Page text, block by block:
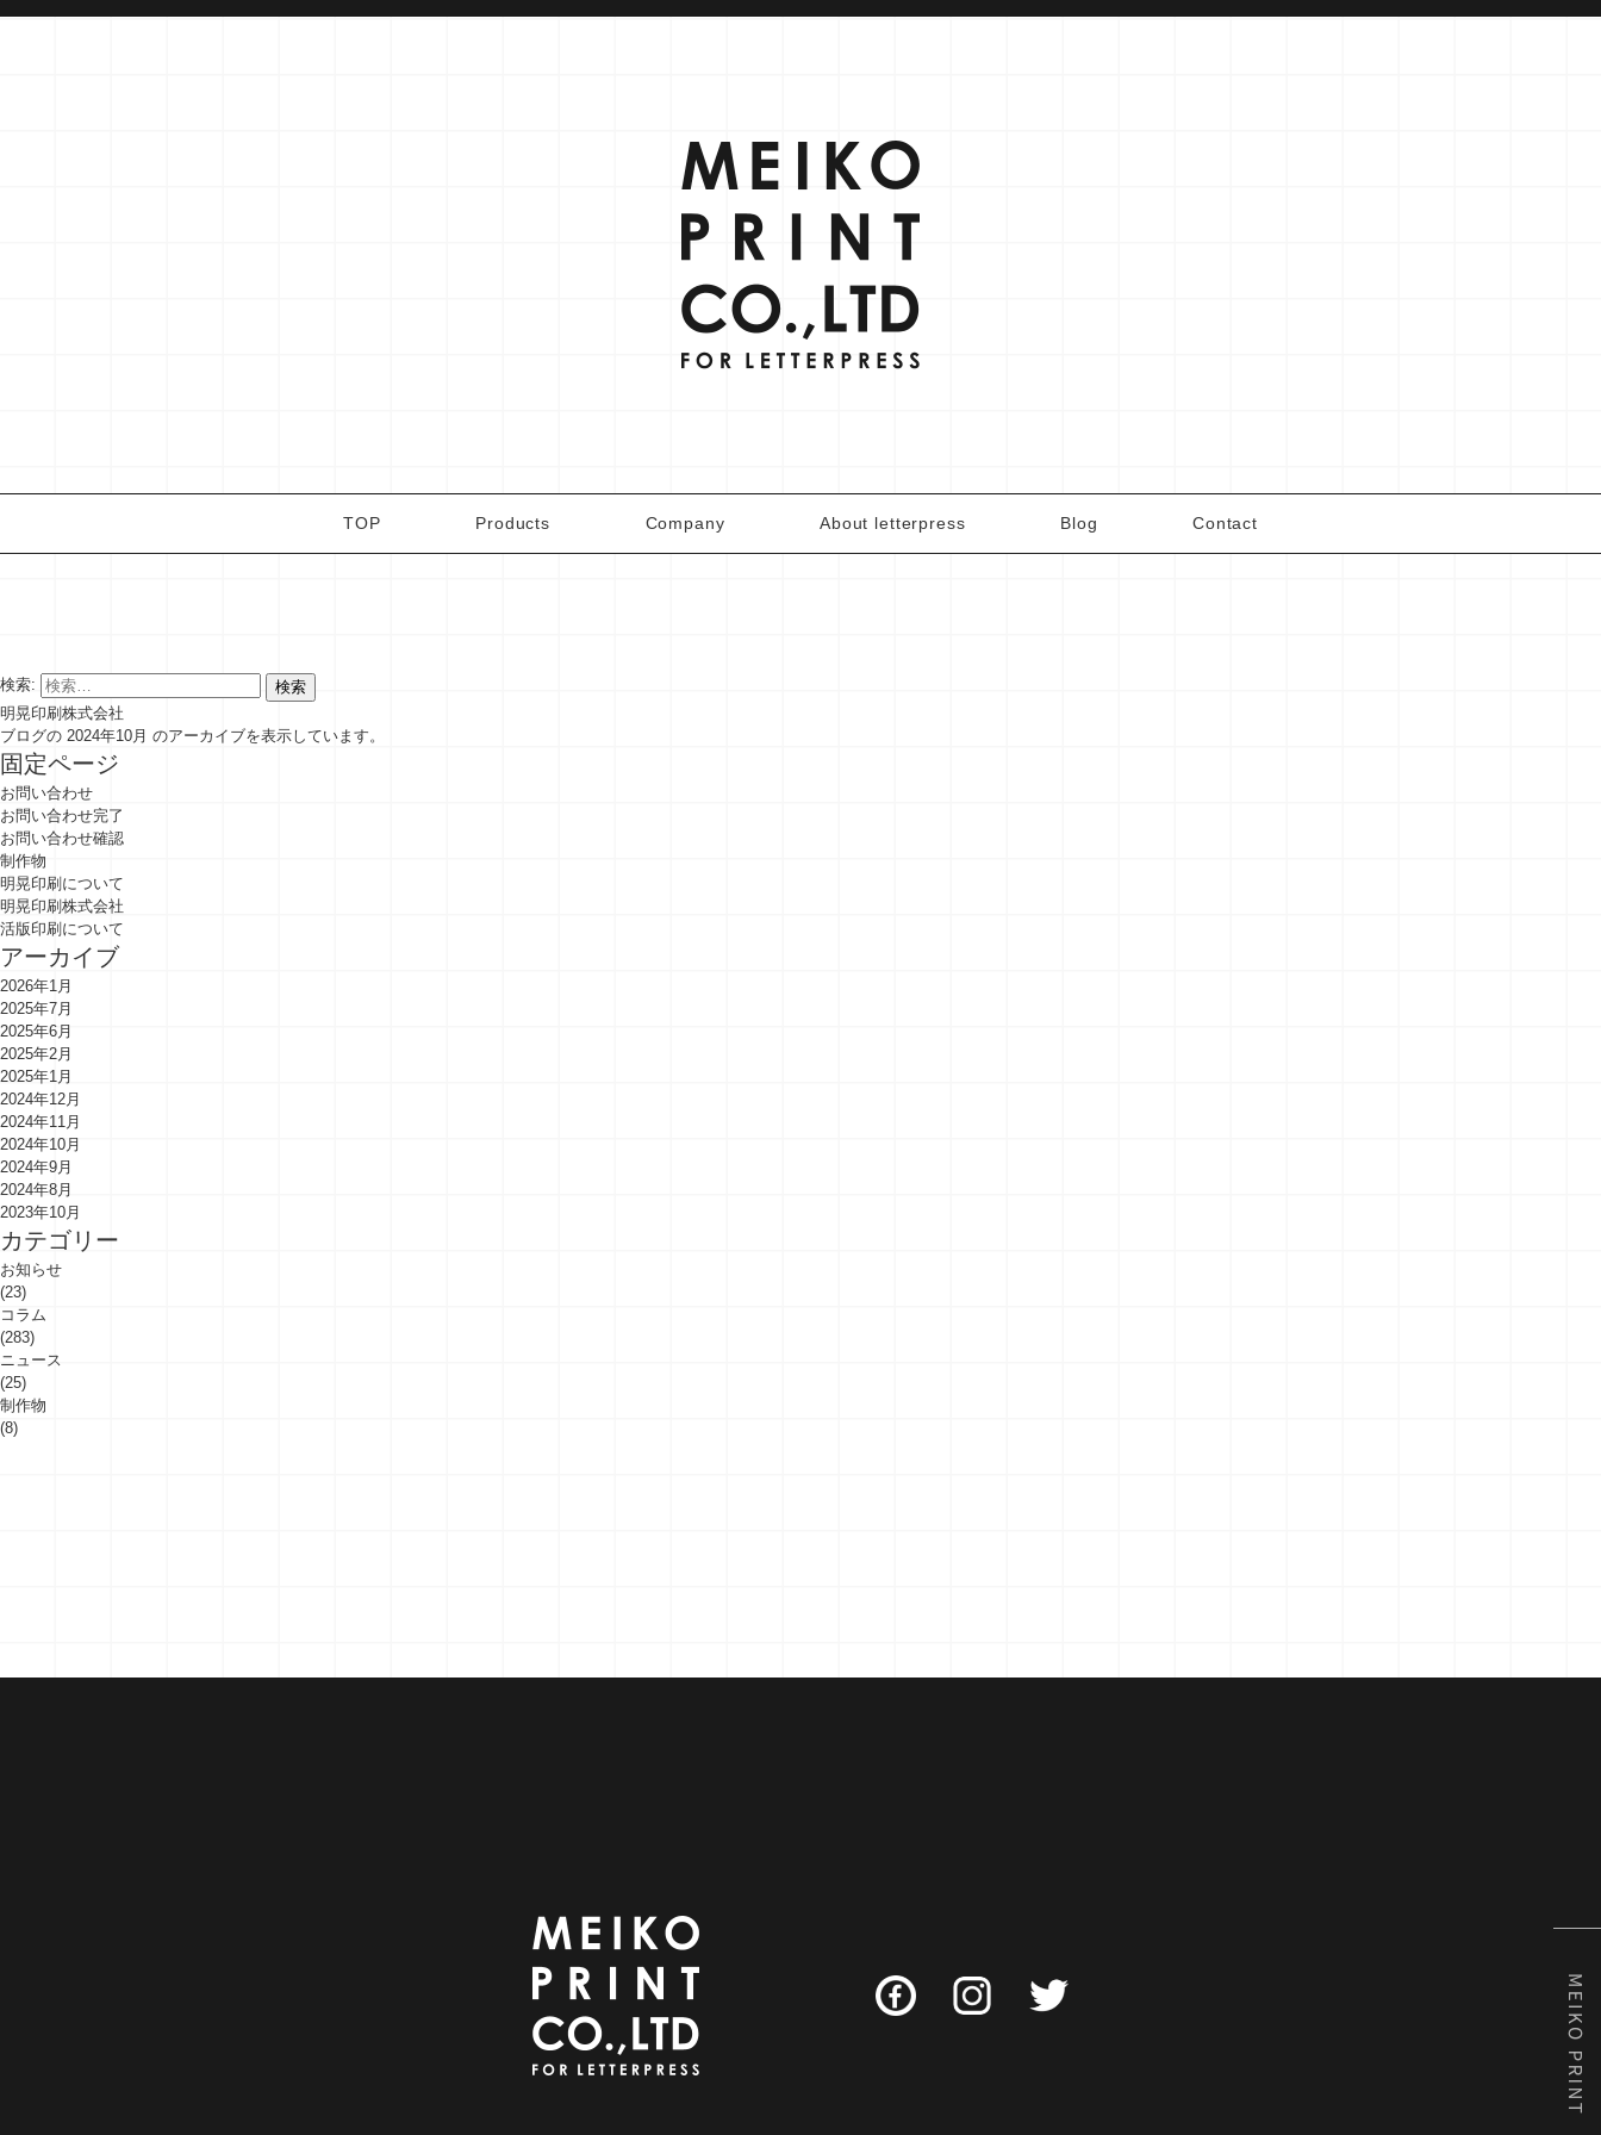
TOP Products Company About letterpress Blog Contact
検索:
明晃印刷株式会社
ブログの 2024年10月 のアーカイブを表示しています。
固定ページ
お問い合わせ
お問い合わせ完了
お問い合わせ確認
制作物
明晃印刷について
明晃印刷株式会社
活版印刷について
アーカイブ
2026年1月
2025年7月
2025年6月
2025年2月
2025年1月
2024年12月
2024年11月
2024年10月
2024年9月
2024年8月
2023年10月
カテゴリー
お知らせ
(23)
コラム
(283)
ニュース
(25)
制作物
(8)